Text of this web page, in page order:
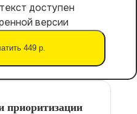
доступен
версии
449 р.
приоритизации